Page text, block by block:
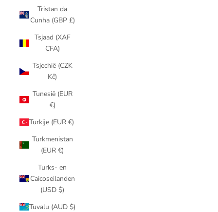
Tristan da
Cunha (GBP £)
Tsjaad (XAF
CFA)
Tsjechië (CZK
Kč)
Tunesië (EUR
€)
Turkije (EUR €)
Turkmenistan
(EUR €)
Turks- en
Caicoseilanden
(USD $)
Tuvalu (AUD $)